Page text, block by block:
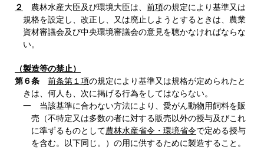
２
農林水産大臣及び環境大臣は、 前項の規定により基準又は
規格を設定し、改正し、又は廃止しようとするときは、農業
資材審議会及び中央環境審議会の意見を聴かなければならな
い。
（製造等の禁止）
第６条
前条第１項の規定により基準又は規格が定められたと
きは、何人も、次に掲げる行為をしてはならない。
一 当該基準に合わない方法により、愛がん動物用飼料を販
売（不特定又は多数の者に対する販売以外の授与及びこれ
に準ずるものとして農林水産省令・環境省令で定める授与
を含む。以下同じ。）の用に供するために製造すること。